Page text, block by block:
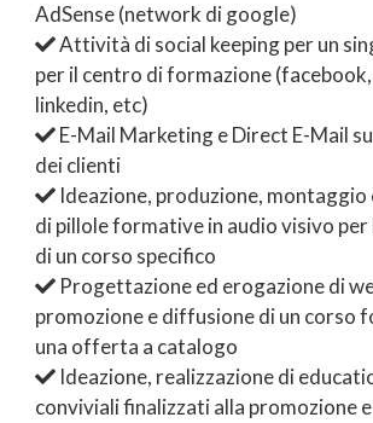
AdSense (network di google)
Attività di social keeping per un
per il centro di formazione
linkedin, etc)
E-Mail Marketing e Direct E-Mail
dei clienti
Ideazione, produzione, montaggio
di pillole formative in audio visivo
di un corso specifico
Progettazione ed erogazione di
promozione e diffusione di un corso
una offerta a catalogo
Ideazione, realizzazione di
conviviali finalizzati alla promozione